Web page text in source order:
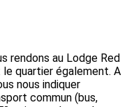
rendons au Lodge Red
quartier également. A
nous indiquer
commun (bus,